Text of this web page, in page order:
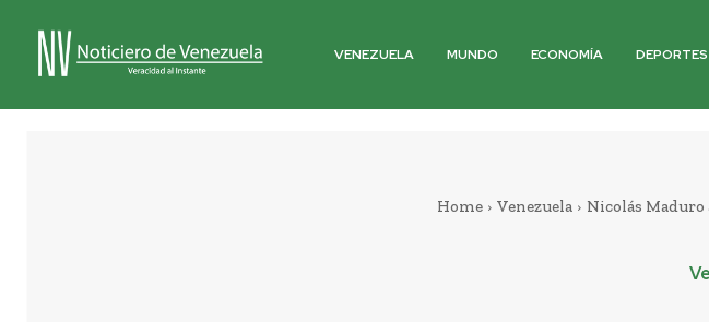
VENEZUELA MUNDO ECONOMÍA DEPORTES
Home Venezuela Nicolás